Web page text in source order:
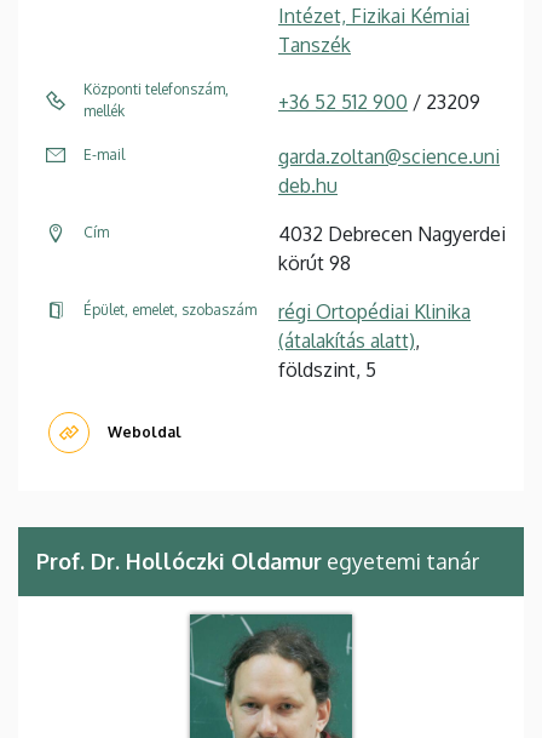
Intézet, Fizikai Kémiai
Tanszék
Központi telefonszám,
mellék
+36 52 512 900 / 23209
E-mail
garda.zoltan@science.uni
deb.hu
Cím
4032 Debrecen Nagyerdei
körút 98
Épület, emelet, szobaszám
régi Ortopédiai Klinika
(átalakítás alatt),
földszint, 5
Weboldal
Prof. Dr. Hollóczki Oldamur egyetemi tanár